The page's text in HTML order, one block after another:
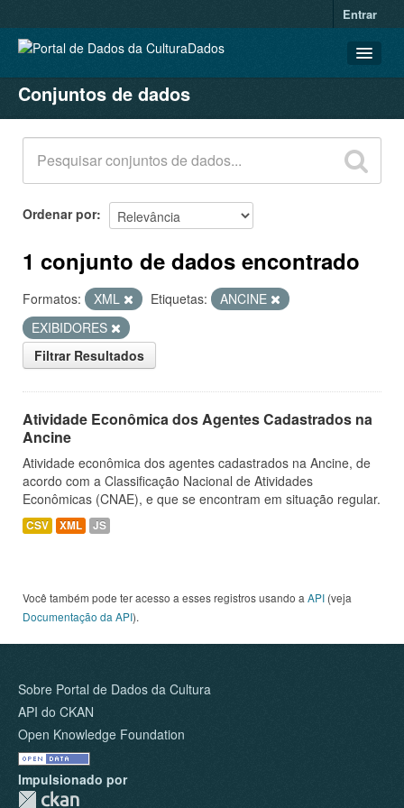
Entrar
CONJUNTOS DE DADOS
ORGANIZAÇÕES
GRUPOS
SOBRE
Conjuntos de dados
Ordenar por
1 conjunto de dados encontrado
Formatos: XML Etiquetas:
ANCINE
EXIBIDORES
Filtrar Resultados
Atividade Econômica dos Agentes Cadastrados na
Ancine
Atividade econômica dos agentes cadastrados na Ancine, de
acordo com a Classificação Nacional de Atividades
Econômicas (CNAE), e que se encontram em situação regular.
CSV XML JS
Você também pode ter acesso a esses registros usando a API (veja
Documentação da API).
Sobre Portal de Dados da Cultura
API do CKAN
Open Knowledge Foundation
Impulsionado por